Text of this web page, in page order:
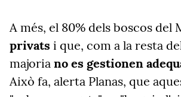
A més, el 80% dels boscos del
privats i que, com a la resta
majoria no es gestionen
Això fa, alerta Planas, que